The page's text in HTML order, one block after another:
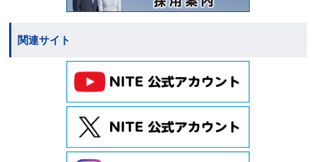
関連サイト